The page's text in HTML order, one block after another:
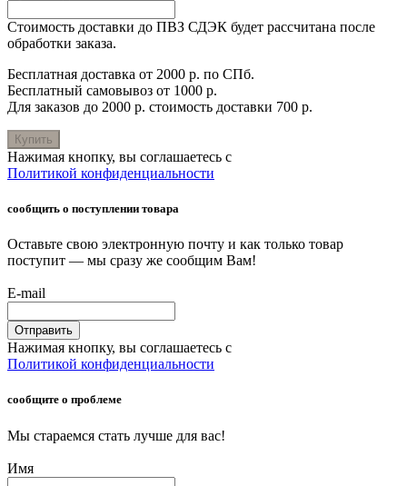
Стоимость доставки до ПВЗ СДЭК будет рассчитана после
обработки заказа.
Бесплатная доставка от 2000 р. по СПб.
Бесплатный самовывоз от 1000 р.
Для заказов до 2000 р. стоимость доставки 700 р.
Купить
Нажимая кнопку, вы соглашаетесь с
Политикой конфиденциальности
сообщить о поступлении товара
Оставьте свою электронную почту и как только товар
поступит — мы сразу же сообщим Вам!
E-mail
Отправить
Нажимая кнопку, вы соглашаетесь с
Политикой конфиденциальности
сообщите о проблеме
Мы стараемся стать лучше для вас!
Имя